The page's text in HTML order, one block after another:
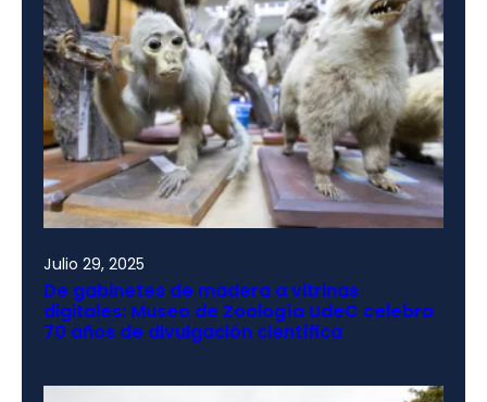
Julio 29, 2025
De gabinetes de madera a vitrinas
digitales: Museo de Zoología UdeC celebra
70 años de divulgación científica